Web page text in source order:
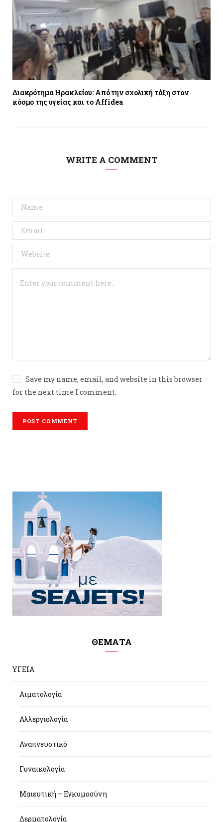
Διακρότημα Ηρακλείου: Από την σχολική τάξη στον
κόσμο της υγείας και το Αffidea
WRITE A COMMENT
Save my name, email, and website in this browser
for the next time I comment.
ΘΕΜΑΤΑ
ΥΓΕΙΑ
Αιματολογία
Αλλεργιολογία
Αναπνευστικό
Γυναικολογία
Μαιευτική – Εγκυμοσύνη
Δερματολογία